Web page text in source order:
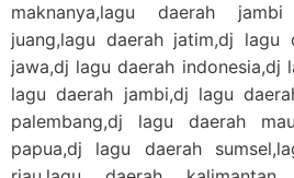
maknanya,lagu daerah
juang,lagu daerah jatim,dj lagu
jawa,dj lagu daerah indonesia,dj
lagu daerah jambi,dj lagu
palembang,dj lagu daerah
papua,dj lagu daerah